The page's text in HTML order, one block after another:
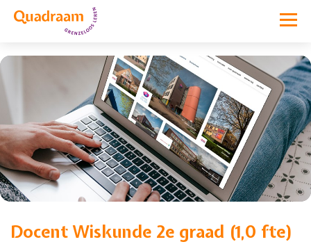
Vacature niet meer actief
Docent Wiskunde 2e graad (1,0 fte)